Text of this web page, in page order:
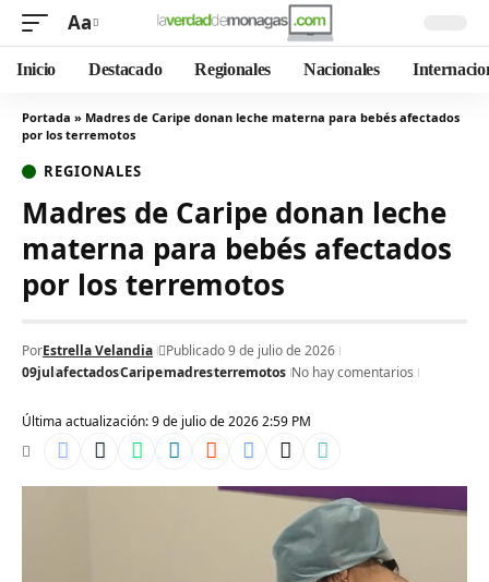
Aa
Inicio Destacado Regionales Nacionales
Portada » Madres de Caripe donan leche materna para bebés afectados
por los terremotos‎
REGIONALES
Madres de Caripe donan leche
materna para bebés afectados
por los terremotos‎
Última actualización: 9 de julio de 2026 2:59 PM
PorEstrella Velandia
Publicado 9 de julio de 2026
09julafectadosCaripemadresterremotos No hay comentarios